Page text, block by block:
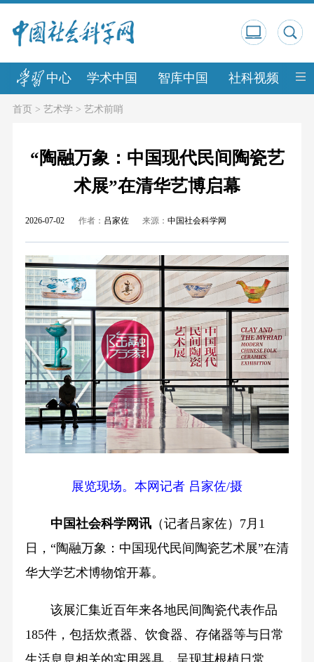
中心 学术中国 智库中国 社科视频 中
首页> 艺术学 > 艺术前哨
“陶融万象：中国现代民间陶瓷艺
术展”在清华艺博启幕
2026-07-02 作者： 吕家佐 来源：中国社会科学网
展览现场。本网记者 吕家佐/摄
中国社会科学网讯（记者吕家佐）7月1
日，“陶融万象：中国现代民间陶瓷艺术展”在清
华大学艺术博物馆开幕。
该展汇集近百年来各地民间陶瓷代表作品
185件，包括炊煮器、饮食器、存储器等与日常
生活息息相关的实用器具，呈现其根植日常、